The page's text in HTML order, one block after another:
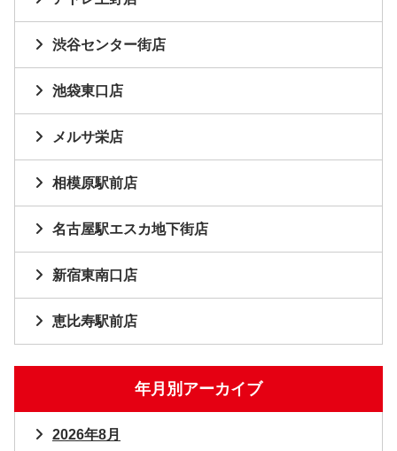
渋谷センター街店
池袋東口店
メルサ栄店
相模原駅前店
名古屋駅エスカ地下街店
新宿東南口店
恵比寿駅前店
年月別アーカイブ
2026年8月